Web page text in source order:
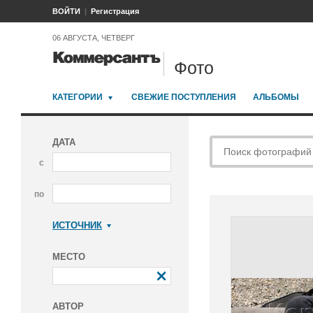
ВОЙТИ Регистрация
06 АВГУСТА, ЧЕТВЕРГ
Фото
КАТЕГОРИИ СВЕЖИЕ ПОСТУПЛЕНИЯ АЛЬБОМЫ
ДАТА
с
по
ИСТОЧНИК
МЕСТО
АВТОР